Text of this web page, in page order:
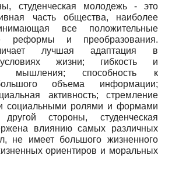
студенческая молодежь - это
часть общества, наиболее
все положительные
реформы и преобразования.
лучшая адаптация в
жизни; гибкость и
мышления; способность к
объема информации;
активность; стремление
социальными ролями и формами
стороны, студенческая
влиянию самых различных
не имеет большого жизненного
ориентиров и моральных